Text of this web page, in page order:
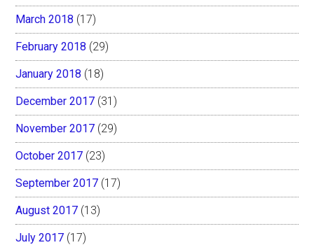
March 2018 (17)
February 2018 (29)
January 2018 (18)
December 2017 (31)
November 2017 (29)
October 2017 (23)
September 2017 (17)
August 2017 (13)
July 2017 (17)